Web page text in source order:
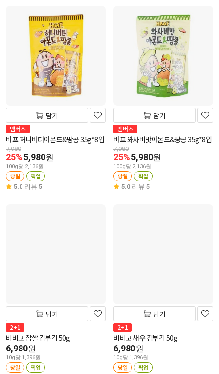
담기
멤버스
바프 허니버터아몬드&땅콩 35g*8입
7,980
25%5,980원
100g당 2,136원
당일 픽업
5.0 리뷰 5
담기
멤버스
바프 와사비맛아몬드&땅콩 35g*8입
7,980
25%5,980원
100g당 2,136원
당일 픽업
5.0 리뷰 5
담기
2+1
비비고 찹쌀 김부각 50g
6,980원
10g당 1,396원
당일 픽업
담기
2+1
비비고 새우 김부각 50g
6,980원
10g당 1,396원
당일 픽업